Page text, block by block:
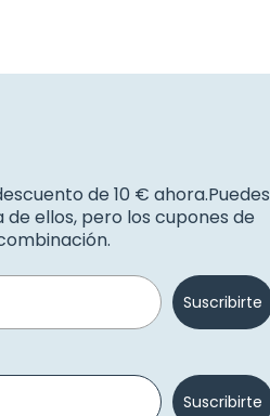
de 10 € ahora.Puedes
ellos, pero los cupones de
Suscribirte
Suscribirte